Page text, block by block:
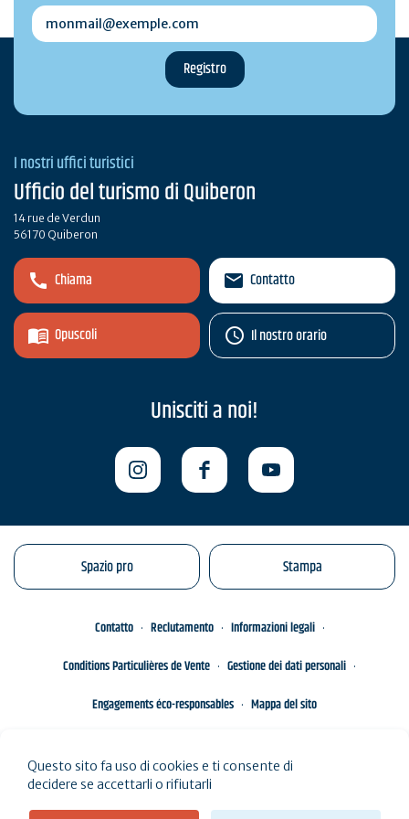
monmail@exemple.com
I nostri uffici turistici
Ufficio del turismo di Quiberon
14 rue de Verdun
56170 Quiberon
Chiama
Opuscoli
Contatto
Il nostro orario
Unisciti a noi!
Spazio pro Stampa
Contatto Reclutamento
Informazioni legali
Conditions Particulières de Vente
Gestione dei dati personali
Engagements éco-responsables
Mappa del sito
Questo sito fa uso di cookies e ti consente di
decidere se accettarli o rifiutarli